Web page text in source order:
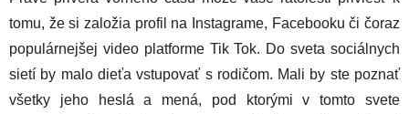
tomu, že si založia profil na Instagrame, Facebooku či čoraz
populárnejšej video platforme Tik Tok. Do sveta sociálnych
sietí by malo dieťa vstupovať s rodičom. Mali by ste poznať
všetky jeho heslá a mená, pod ktorými v tomto svete